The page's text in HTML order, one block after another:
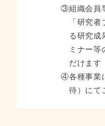
③組織会員
「研究
る研究成
ミナー等
だけます
④各種事業
待）にて